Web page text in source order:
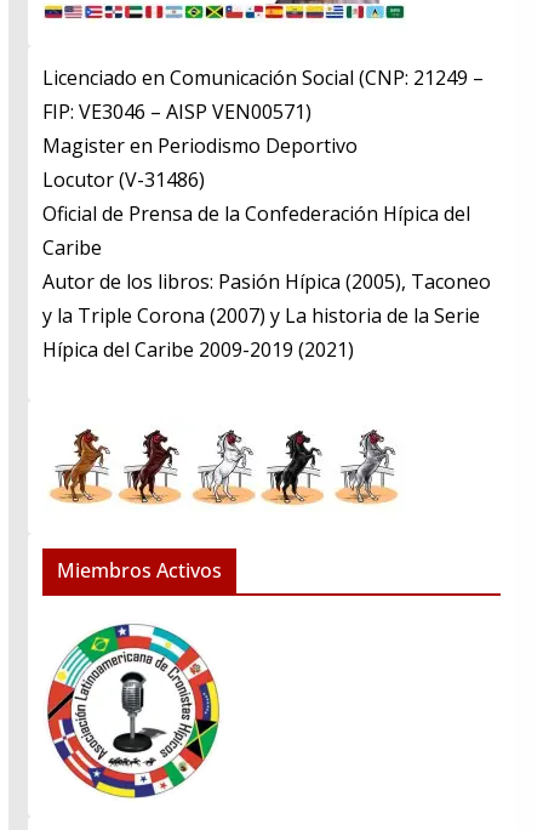
Licenciado en Comunicación Social (CNP: 21249 –
FIP: VE3046 – AISP VEN00571)
​Magister en Periodismo Deportivo
​Locutor (V-31486)
​Oficial de Prensa de la Confederación Hípica del
Caribe
​Autor de los libros: Pasión Hípica (2005), Taconeo
y la Triple Corona (2007) y La historia de la Serie
Hípica del Caribe 2009-2019 (2021)
Miembros Activos